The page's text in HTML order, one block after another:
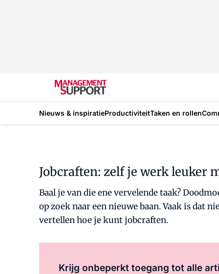
Nieuws & inspiratieProductiviteitTaken en rollen
Jobcraften: zelf je werk leuker
Baal je van die ene vervelende taak?
op zoek naar een nieuwe baan. Vaak is dat
vertellen hoe je kunt jobcraften.
Krijg onbeperkt toegang tot alle